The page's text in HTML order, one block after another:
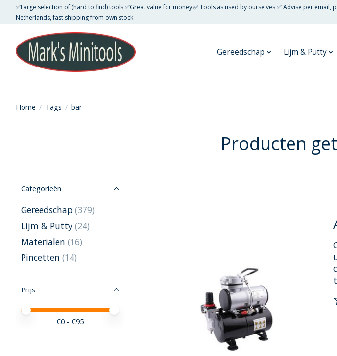
✅Large selection of (hard to find) tools ✅Great value for money ✅ Tools as used by ourselves ✅ Advise per email,
Netherlands, fast shipping from own stock
Gereedschap Lijm & Putty
Home / Tags / bar
Producten
Categorieën
Gereedschap (379)
Lijm & Putty (24)
Materialen (16)
Pincetten (14)
Prijs
Minimale prijswaarde
Price maximum value
€0 - €95